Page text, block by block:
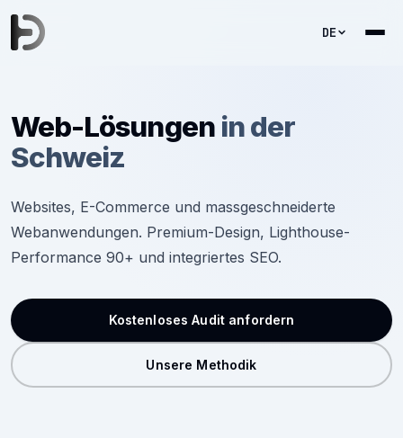
DE
Web-Lösungen in der
Schweiz
Websites, E-Commerce und massgeschneiderte
Webanwendungen. Premium-Design, Lighthouse-
Performance 90+ und integriertes SEO.
Kostenloses Audit anfordern
Unsere Methodik